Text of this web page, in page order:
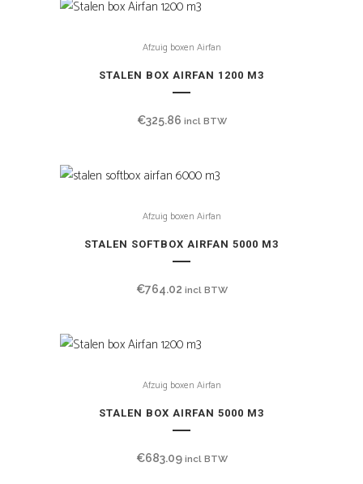
Afzuig boxen Airfan
STALEN BOX AIRFAN 1200 M3
€325.86 incl BTW
Afzuig boxen Airfan
STALEN SOFTBOX AIRFAN 5000 M3
€764.02 incl BTW
Afzuig boxen Airfan
STALEN BOX AIRFAN 5000 M3
€683.09 incl BTW